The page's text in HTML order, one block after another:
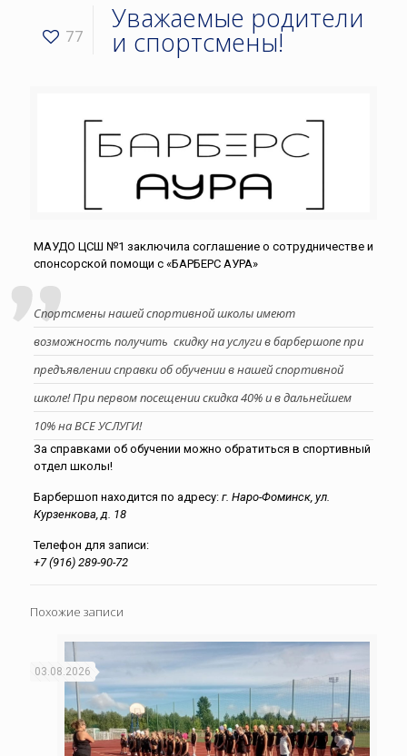
77
Уважаемые родители
и спортсмены!
МАУДО ЦСШ №1 заключила соглашение о сотрудничестве и
спонсорской помощи с «БАРБЕРС АУРА»
Спортсмены нашей спортивной школы имеют
возможность получить скидку на услуги в барбершопе при
предъявлении справки об обучении в нашей спортивной
школе! При первом посещении скидка 40% и в дальнейшем
10% на ВСЕ УСЛУГИ!
За справками об обучении можно обратиться в спортивный
отдел школы!
Барбершоп находится по адресу: г. Наро-Фоминск, ул.
Курзенкова, д. 18
Телефон для записи:
+7 (916) 289-90-72
Похожие записи
03.08.2026